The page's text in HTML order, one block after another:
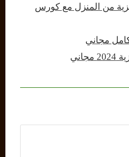
من المنزل مع كورس
مجاني